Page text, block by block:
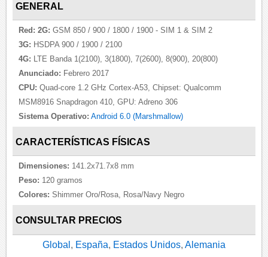
GENERAL
Red: 2G: GSM 850 / 900 / 1800 / 1900 - SIM 1 & SIM 2
3G: HSDPA 900 / 1900 / 2100
4G: LTE Banda 1(2100), 3(1800), 7(2600), 8(900), 20(800)
Anunciado: Febrero 2017
CPU: Quad-core 1.2 GHz Cortex-A53, Chipset: Qualcomm
MSM8916 Snapdragon 410, GPU: Adreno 306
Sistema Operativo: Android 6.0 (Marshmallow)
CARACTERÍSTICAS FÍSICAS
Dimensiones: 141.2x71.7x8 mm
Peso: 120 gramos
Colores: Shimmer Oro/Rosa, Rosa/Navy Negro
CONSULTAR PRECIOS
Global , España, Estados Unidos, Alemania